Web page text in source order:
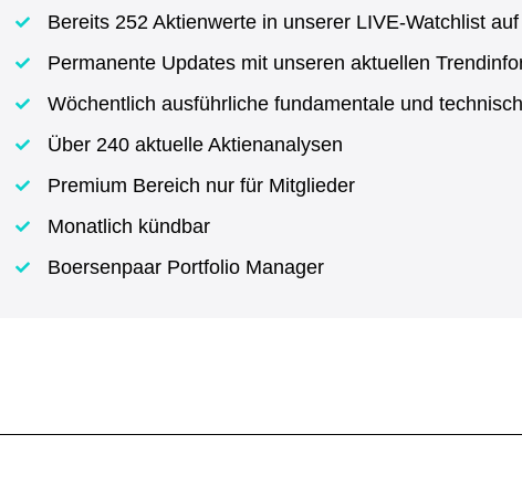
Bereits 252 Aktienwerte in unserer LIVE-Watchlist
Permanente Updates mit unseren aktuellen
Wöchentlich ausführliche fundamentale und
Über 240 aktuelle Aktienanalysen
Premium Bereich nur für Mitglieder
Monatlich kündbar
Boersenpaar Portfolio Manager